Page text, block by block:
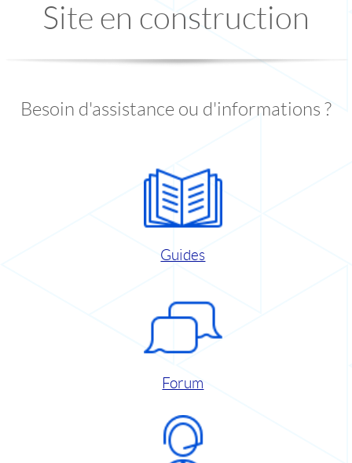
Site en construction
Besoin d'assistance ou d'informations ?
Guides
Forum